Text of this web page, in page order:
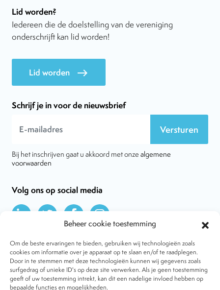
Beheer cookie toestemming
Om de beste ervaringen te bieden, gebruiken wij technologieën zoals
cookies om informatie over je apparaat op te slaan en/of te raadplegen.
Door in te stemmen met deze technologieën kunnen wij gegevens zoals
surfgedrag of unieke ID's op deze site verwerken. Als je geen toestemming
geeft of uw toestemming intrekt, kan dit een nadelige invloed hebben op
bepaalde functies en mogelijkheden.
Lid worden?
Iedereen die de doelstelling van de vereniging
onderschrijft kan lid worden!
Lid worden east
Schrijf je in voor de nieuwsbrief
Versturen
Bij het inschrijven gaat u akkoord met onze algemene
voorwaarden
Volg ons op social media
Over VtdK
Contact
Nieuws